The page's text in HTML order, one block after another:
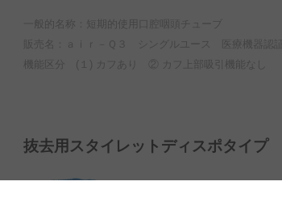
一般的名称：短期的使用口腔咽頭チューブ
販売名：ａｉｒ－Ｑ３ シングルユース 医療機器認
機能区分 (１) カフあり ② カフ上部吸引機能なし
抜去用スタイレットディスポタイプ